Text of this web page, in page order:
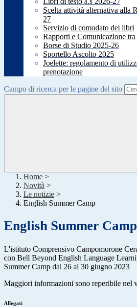
Scelta attività alternativa alla
27
Servizio di comodato dei libri
Rapporti e Comunicazione
Borse di Studio 2025-26
Sportello Ascolto 2025
Joelette: regolamento di
prenotazione
Campo di ricerca per le pagine del sito
Home >
Novità >
Le notizie >
English Summer Camp
English Summer Camp
L'istituto Comprensivo Campomorone
con Bell Beyond English Language
Summer Camp dal 26 al 30 giugno 2023
Maggiori informazioni sono reperibile nel
Allegati